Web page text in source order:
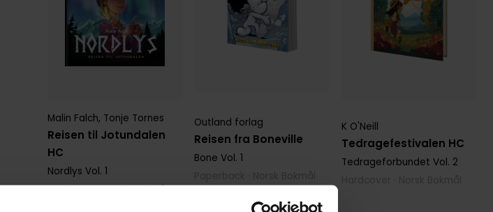
Reisen til Jotundalen
HC
Malin Falch, Tonje Tornes
Nordlys Vol. 1
Hardcover · Norsk Bokmål
Reisen fra Boneville
Outland forlag
Bone Vol. 1
Tedragefestivalen HC
K O'Neill
Tedrageforbundet Vol. 2